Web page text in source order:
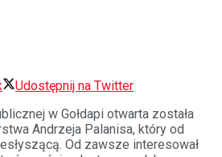
Udostępnij na Twitter
w Gołdapi otwarta została
Andrzeja Palanisa, który od
Od zawsze interesował